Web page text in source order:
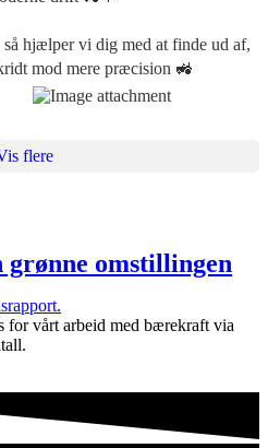
hjælper vi dig med at finde ud af,
mod mere præcision 🚜
flere
omstillingen
for vårt arbeid med bærekraft via